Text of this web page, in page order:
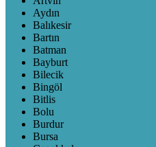
Aydın
Balıkesir
Bartın
Batman
Bayburt
Bilecik
Bingöl
Bitlis
Bolu
Burdur
Bursa